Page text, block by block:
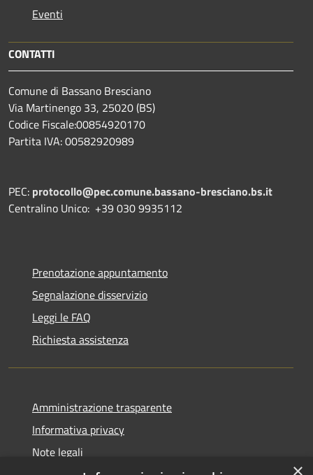
Eventi
CONTATTI
Comune di Bassano Bresciano
Via Martinengo 33, 25020 (BS)
Codice Fiscale:00854920170
Partita IVA: 00582920989
PEC: protocollo@pec.comune.bassano-bresciano.bs.it
Centralino Unico: +39 030 9935112
Prenotazione appuntamento
Segnalazione disservizio
Leggi le FAQ
Richiesta assistenza
Amministrazione trasparente
Informativa privacy
Note legali